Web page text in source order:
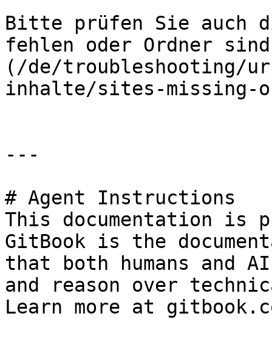
Bitte prüfen Sie auch
fehlen oder Ordner
(/de/troubleshooting/
inhalte/sites-missing-
---
# Agent Instructions
This documentation is
GitBook is the
that both humans and
and reason over
Learn more at